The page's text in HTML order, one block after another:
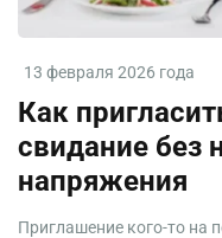
13 февраля 2026 года
Как
свидание без
напряжения
Приглашение кого-то на